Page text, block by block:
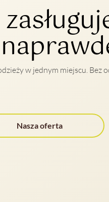
w jednym miejscu. Bez
Nasza oferta